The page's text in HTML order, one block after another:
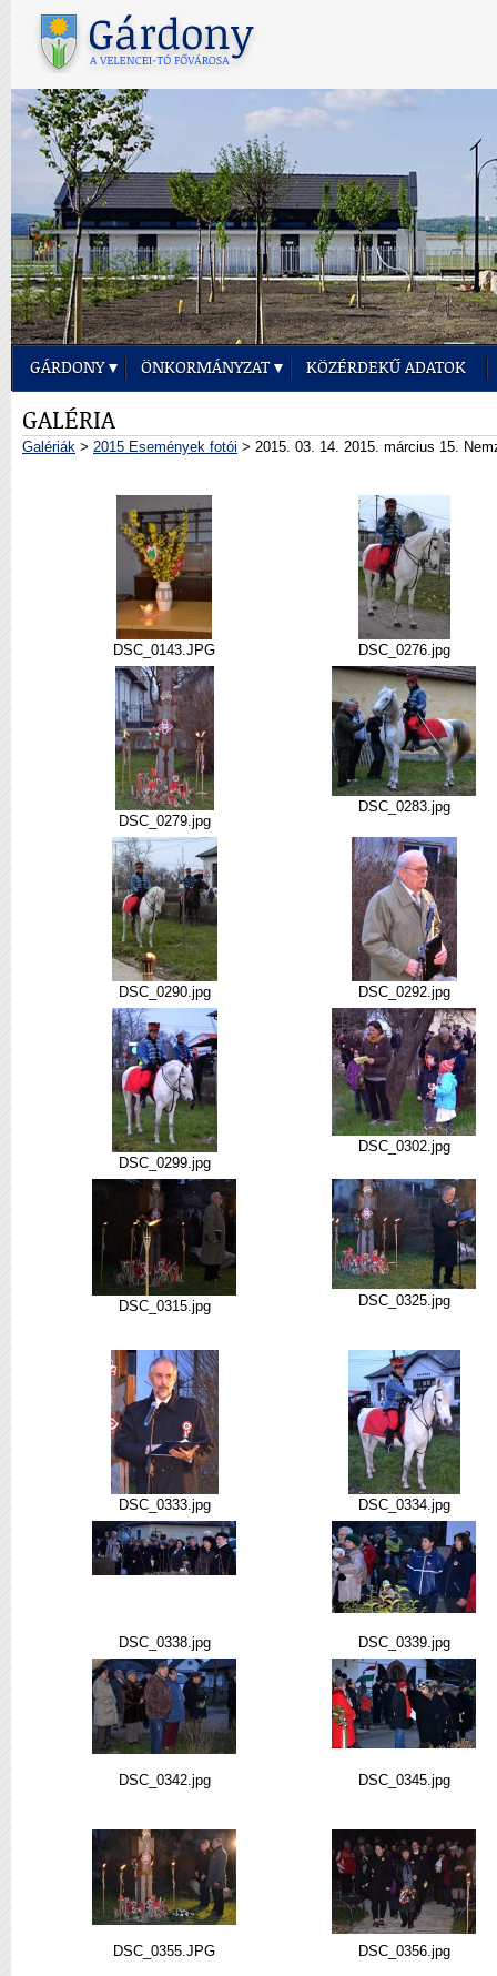
GÁRDONY ÖNKORMÁNYZAT KÖZÉRDEKŰ ADATOK
GALÉRIA
Galériák > 2015 Események fotói > 2015. 03. 14. 2015. március 15.
DSC_0143.JPG DSC_0276.jpg
DSC_0279.jpg
DSC_0283.jpg
DSC_0290.jpg DSC_0292.jpg
DSC_0299.jpg
DSC_0302.jpg
DSC_0315.jpg DSC_0325.jpg
DSC_0333.jpg DSC_0334.jpg
DSC_0338.jpg DSC_0339.jpg
DSC_0342.jpg DSC_0345.jpg
DSC_0355.JPG DSC_0356.jpg